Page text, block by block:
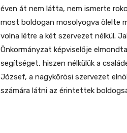
éven át nem látta, nem ismerte
most boldogan mosolyogva ölelte
volna létre a két szervezet nélkül.
Önkormányzat képviselője
segítséget, hiszen nélkülük a
József, a nagykőrösi szervezet
számára látni az érintettek